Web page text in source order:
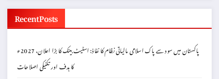
Recent Posts
پاکستان میں سود سے پاک اسلامی مالیاتی نظام کا نفاذ: اسٹیٹ بینک کا بڑا اعلان، 2027ء
کا ہدف اور تکنیکی اصلاحات